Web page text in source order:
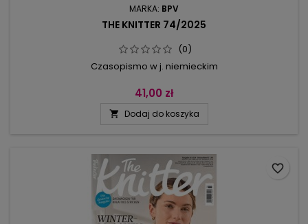
MARKA: BPV
THE KNITTER 74/2025
(0)
Czasopismo w j. niemieckim
41,00 zł
 Dodaj do koszyka
favorite_border